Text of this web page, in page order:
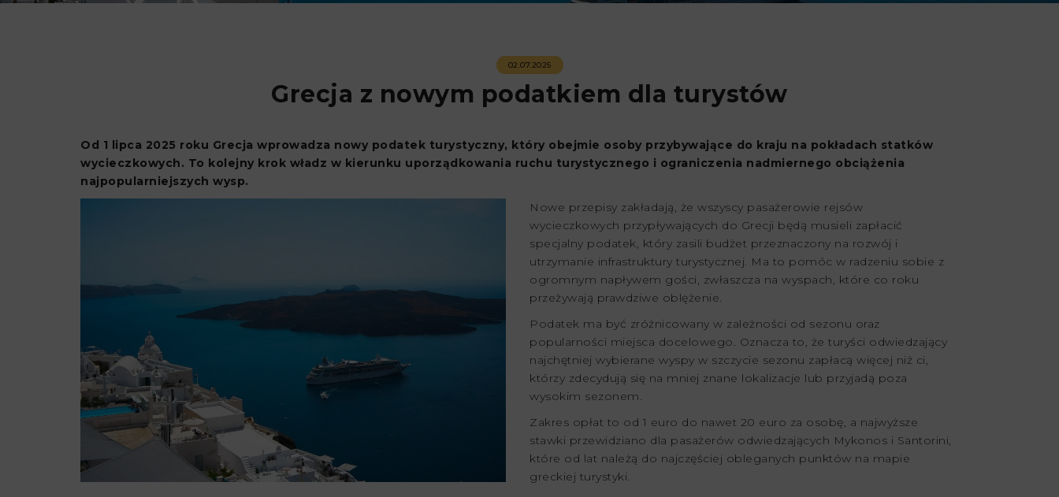
02.07.2025
Grecja z nowym podatkiem dla turystów
Od 1 lipca 2025 roku Grecja wprowadza nowy podatek turystyczny, który obejmie osoby przybywające do kraju na pokładach statków
wycieczkowych. To kolejny krok władz w kierunku uporządkowania ruchu turystycznego i ograniczenia nadmiernego obciążenia
najpopularniejszych wysp.
Nowe przepisy zakładają, że wszyscy pasażerowie rejsów
wycieczkowych przypływających do Grecji będą musieli zapłacić
specjalny podatek, który zasili budżet przeznaczony na rozwój i
utrzymanie infrastruktury turystycznej. Ma to pomóc w radzeniu sobie z
ogromnym napływem gości, zwłaszcza na wyspach, które co roku
przeżywają prawdziwe oblężenie.
Podatek ma być zróżnicowany w zależności od sezonu oraz
popularności miejsca docelowego. Oznacza to, że turyści odwiedzający
najchętniej wybierane wyspy w szczycie sezonu zapłacą więcej niż ci,
którzy zdecydują się na mniej znane lokalizacje lub przyjadą poza
wysokim sezonem.
Zakres opłat to od 1 euro do nawet 20 euro za osobę, a najwyższe
stawki przewidziano dla pasażerów odwiedzających Mykonos i Santorini,
które od lat należą do najczęściej obleganych punktów na mapie
greckiej turystyki.